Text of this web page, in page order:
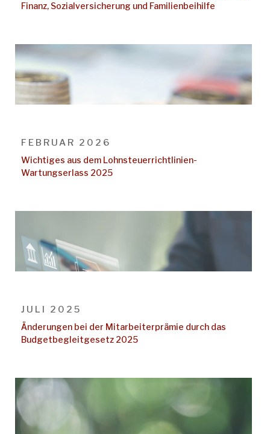
Finanz, Sozialversicherung und Familienbeihilfe
FEBRUAR 2026
Wichtiges aus dem Lohnsteuerrichtlinien-
Wartungserlass 2025
JULI 2025
Änderungen bei der Mitarbeiterprämie durch das
Budgetbegleitgesetz 2025